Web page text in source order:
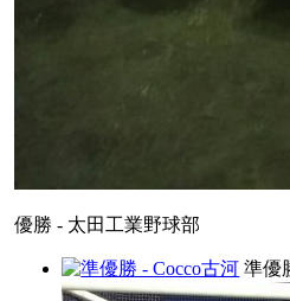
優勝 - 太田工業野球部
準優